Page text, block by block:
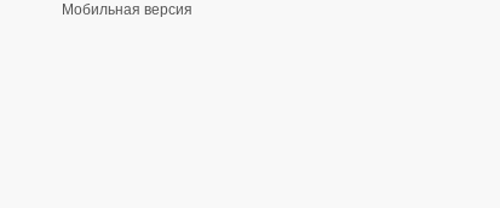
Мобильная версия